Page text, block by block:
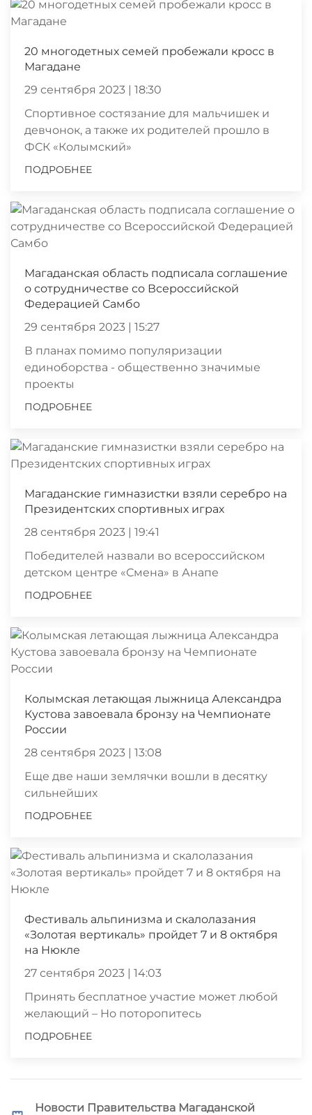
20 многодетных семей пробежали кросс в
Магадане
29 сентября 2023 | 18:30
Спортивное состязание для мальчишек и
девчонок, а также их родителей прошло в
ФСК «Колымский»
ПОДРОБНЕЕ
Магаданская область подписала соглашение
о сотрудничестве со Всероссийской
Федерацией Самбо
29 сентября 2023 | 15:27
В планах помимо популяризации
единоборства - общественно значимые
проекты
ПОДРОБНЕЕ
Магаданские гимназистки взяли серебро на
Президентских спортивных играх
28 сентября 2023 | 19:41
Победителей назвали во всероссийском
детском центре «Смена» в Анапе
ПОДРОБНЕЕ
Колымская летающая лыжница Александра
Кустова завоевала бронзу на Чемпионате
России
28 сентября 2023 | 13:08
Еще две наши землячки вошли в десятку
сильнейших
ПОДРОБНЕЕ
Фестиваль альпинизма и скалолазания
«Золотая вертикаль» пройдет 7 и 8 октября
на Нюкле
27 сентября 2023 | 14:03
Принять бесплатное участие может любой
желающий – Но поторопитесь
ПОДРОБНЕЕ
Новости Правительства Магаданской